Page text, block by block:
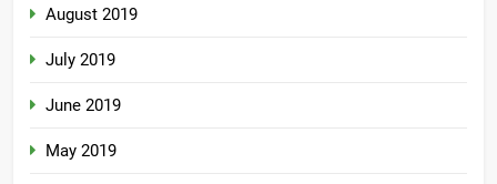
August 2019
July 2019
June 2019
May 2019